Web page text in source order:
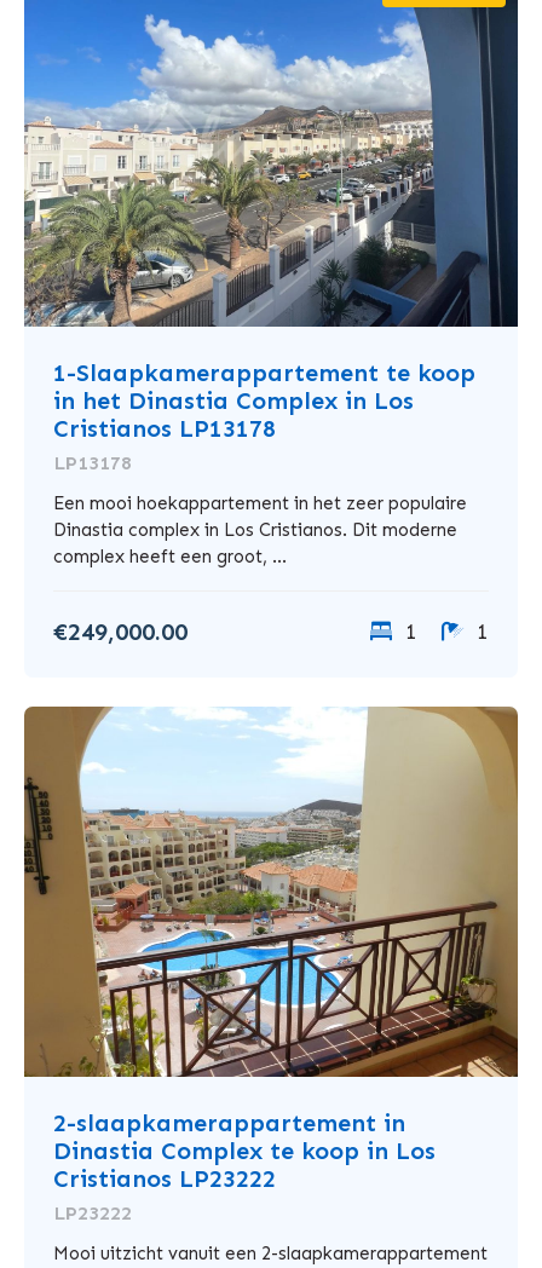
1-Slaapkamerappartement te koop
in het Dinastia Complex in Los
Cristianos LP13178
LP13178
Een mooi hoekappartement in het zeer populaire
Dinastia complex in Los Cristianos. Dit moderne
complex heeft een groot, ...
€249,000.00 1 1
2-slaapkamerappartement in
Dinastia Complex te koop in Los
Cristianos LP23222
LP23222
Mooi uitzicht vanuit een 2-slaapkamerappartement